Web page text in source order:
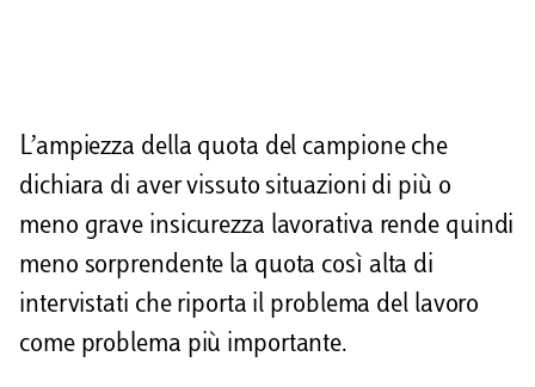
L’ampiezza della quota del campione che
dichiara di aver vissuto situazioni di più o
meno grave insicurezza lavorativa rende quindi
meno sorprendente la quota così alta di
intervistati che riporta il problema del lavoro
come problema più importante.